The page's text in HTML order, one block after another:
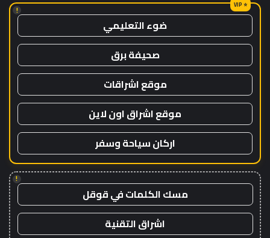
!
ضوء التعليمي
صحيفة برق
موقع اشراقات
موقع اشراق اون لاين
اركان سياحة وسفر
!
مسك الكلمات في قوقل
اشراق التقنية